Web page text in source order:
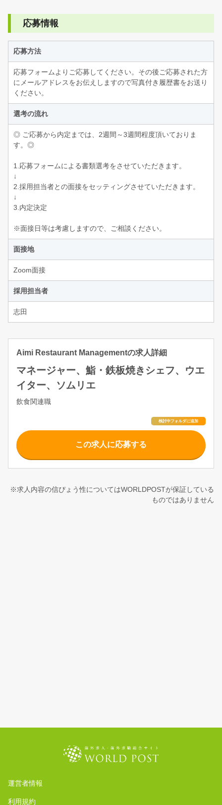
応募情報
応募方法
応募フォームよりご応募してください。その後ご応募された方
にメールアドレスをお伝えしますので写真付き履歴書をお送り
ください。
選考の流れ
◎ ご応募から内定までは、2週間～3週間程度頂いておりま
す。◎
1.応募フォームによる書類選考をさせていただきます。
↓
2.採用担当者との面接をセッティングさせていただきます。
↓
3.内定決定
※面接日等は考慮しますので、ご相談ください。
面接地
Zoom面接
採用担当者
志田
Aimi Restaurant Managementの求人詳細
マネージャー、鮨・鉄板焼きシェフ、ウエ
イター、ソムリエ
飲食関連職
この求人に応募する
※求人内容の信ぴょう性についてはWORLDPOSTが保証している
ものではありません
運営者情報
利用規約